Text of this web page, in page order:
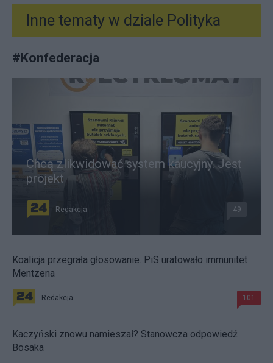
Inne tematy w dziale Polityka
#Konfederacja
Chcą zlikwidować system kaucyjny. Jest
projekt
Redakcja 49
Koalicja przegrała głosowanie. PiS uratowało immunitet
Mentzena
Redakcja 101
Kaczyński znowu namieszał? Stanowcza odpowiedź
Bosaka